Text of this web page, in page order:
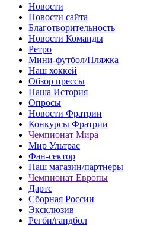
Новости
Новости сайта
Благотворительность
Новости Команды
Ретро
Мини-футбол/Пляжка
Наш хоккей
Обзор прессы
Наша История
Опросы
Новости Фратрии
Конкурсы Фратрии
Чемпионат Мира
Мир Ультрас
Фан-cектор
Наш магазин/партнеры
Чемпионат Европы
Дартс
Сборная России
Эксклюзив
Регби/гандбол